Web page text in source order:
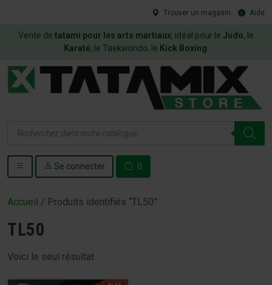
Trouver un magasin Aide
Vente de tatami pour les arts martiaux, idéal pour le Judo, le
Karaté, le Taekwondo, le Kick Boxing
de
Se connecter 0
Accueil / Produits identifiés “TL50”
TL50
Voici le seul résultat